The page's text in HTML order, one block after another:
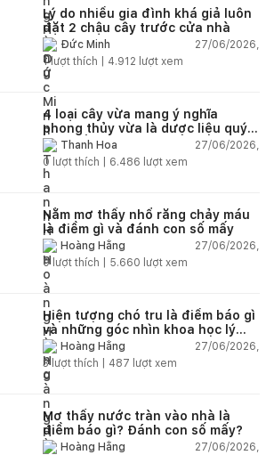
Lý do nhiều gia đình khá giả luôn
đặt 2 chậu cây trước cửa nhà
Đức Minh
27/06/2026,
1lượt thích | 4.912 lượt xem
4 loại cây vừa mang ý nghĩa
phong thủy vừa là dược liệu quý
nên trồng trong nhà
Thanh Hoa
27/06/2026,
0 lượt thích | 6.486 lượt xem
Nằm mơ thấy nhổ răng chảy máu
là điềm gì và đánh con số mấy
Hoàng Hằng
27/06/2026,
0lượt thích | 5.660 lượt xem
Hiện tượng chó tru là điềm báo gì
và những góc nhìn khoa học lý
giảiHoàng Hằng
27/06/2026,
3lượt thích | 487 lượt xem
Mơ thấy nước tràn vào nhà là
điềm báo gì? Đánh con số mấy?
Hoàng Hằng
27/06/2026,